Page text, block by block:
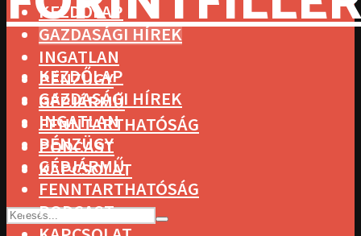
KEZDŐLAP
GAZDASÁGI HÍREK
INGATLAN
PÉNZÜGY
GÉPJÁRMŰ
FENNTARTHATÓSÁG
PODCAST
KAPCSOLAT
KEZDŐLAP
GAZDASÁGI HÍREK
INGATLAN
PÉNZÜGY
GÉPJÁRMŰ
FENNTARTHATÓSÁG
PODCAST